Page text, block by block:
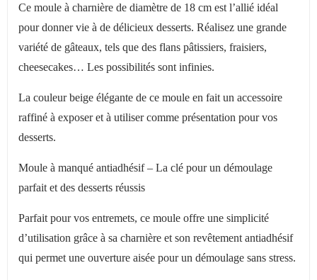
Ce moule à charnière de diamètre de 18 cm est l’allié idéal
pour donner vie à de délicieux desserts. Réalisez une grande
variété de gâteaux, tels que des flans pâtissiers, fraisiers,
cheesecakes… Les possibilités sont infinies.
La couleur beige élégante de ce moule en fait un accessoire
raffiné à exposer et à utiliser comme présentation pour vos
desserts.
Moule à manqué antiadhésif – La clé pour un démoulage
parfait et des desserts réussis
Parfait pour vos entremets, ce moule offre une simplicité
d’utilisation grâce à sa charnière et son revêtement antiadhésif
qui permet une ouverture aisée pour un démoulage sans stress.